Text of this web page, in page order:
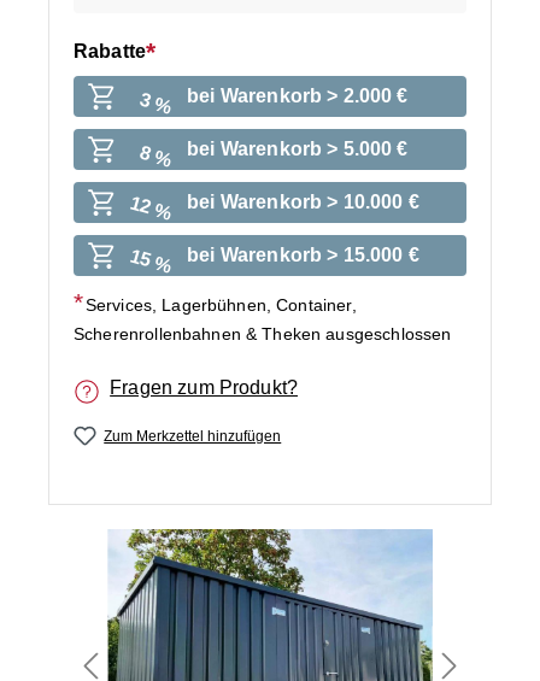
Rabatte
3 % bei Warenkorb > 2.000 €
8 % bei Warenkorb > 5.000 €
12 % bei Warenkorb > 10.000 €
15 % bei Warenkorb > 15.000 €
Services, Lagerbühnen, Container,
Scherenrollenbahnen & Theken ausgeschlossen
Fragen zum Produkt?
Zum Merkzettel hinzufügen
Bildergalerie überspringen